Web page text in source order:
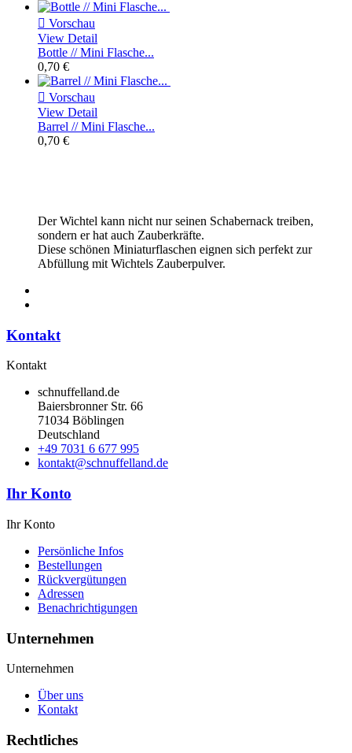
 Vorschau
View Detail
Bottle // Mini Flasche...
0,70 €
 Vorschau
View Detail
Barrel // Mini Flasche...
0,70 €
Der Wichtel kann nicht nur seinen Schabernack treiben,
sondern er hat auch Zauberkräfte.
Diese schönen Miniaturflaschen eignen sich perfekt zur
Abfüllung mit Wichtels Zauberpulver.
Kontakt
Kontakt
schnuffelland.de
Baiersbronner Str. 66
71034 Böblingen
Deutschland
+49 7031 6 677 995
kontakt@schnuffelland.de
Ihr Konto
Ihr Konto
Persönliche Infos
Bestellungen
Rückvergütungen
Adressen
Benachrichtigungen
Unternehmen
Unternehmen
Über uns
Kontakt
Rechtliches